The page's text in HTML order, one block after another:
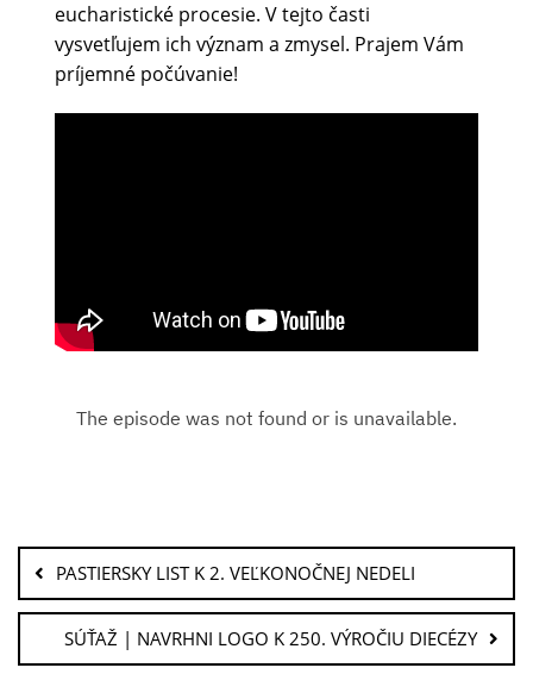
eucharistické procesie. V tejto časti
vysvetľujem ich význam a zmysel. Prajem Vám
príjemné počúvanie!
PASTIERSKY LIST K 2. VEĽKONOČNEJ NEDELI
SÚŤAŽ | NAVRHNI LOGO K 250. VÝROČIU DIECÉZY